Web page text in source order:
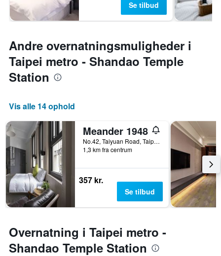
Se tilbud
Andre overnatningsmuligheder i
Taipei metro - Shandao Temple
Station
Vis alle 14 ophold
Meander 1948
No.42, Taiyuan Road, Taipei, Taiwan
1,3 km fra centrum
357 kr.
Se tilbud
Overnatning i Taipei metro -
Shandao Temple Station